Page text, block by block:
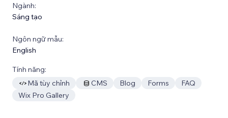
Ngành:
Sáng tạo
Ngôn ngữ mẫu:
English
Tính năng:
Mã tùy chỉnh
CMS Blog Forms
FAQ
Wix Pro Gallery